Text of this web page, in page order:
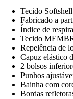
Tecido
Fabricado a
Índice de
Tecido
Repelência de
Capuz elástico
2 bolsos
Punhos
Bainha com
Bordas